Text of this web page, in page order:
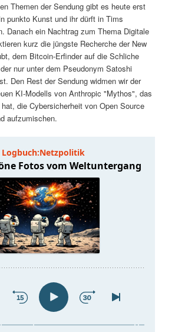
Themen der Sendung gibt es heute erst
punkto Kunst und ihr dürft in Tims
Danach ein Nachtrag zum Thema Digitale
kurz die jüngste Recherche der New
dem Bitcoin-Erfinder auf die Schliche
nur unter dem Pseudonym Satoshi
Den Rest der Sendung widmen wir der
KI-Modells von Anthropic "Mythos", das
die Cybersicherheit von Open Source
aufzumischen.